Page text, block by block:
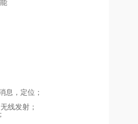
息，定位；
无线发射；